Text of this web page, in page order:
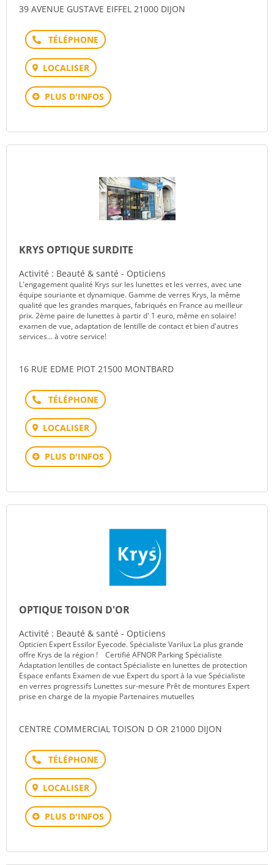
39 AVENUE GUSTAVE EIFFEL 21000 DIJON
Téléphone
LOCALISER
PLUS D'INFOS
KRYS OPTIQUE SURDITE
Activité : Beauté & santé - Opticiens
L'engagement qualité Krys sur les lunettes et les verres, avec une
équipe souriante et dynamique. Gamme de verres Krys, la même
qualité que les grandes marques, fabriqués en France au meilleur
prix. 2ème paire de lunettes à partir d' 1 euro, même en solaire!
examen de vue, adaptation de lentille de contact et bien d'autres
services... à votre service!
16 RUE EDME PIOT 21500 MONTBARD
Téléphone
LOCALISER
PLUS D'INFOS
OPTIQUE TOISON D'OR
Activité : Beauté & santé - Opticiens
Opticien Expert Essilor Eyecode. Spécialiste Varilux La plus grande
offre Krys de la région ! Certifié AFNOR Parking Spécialiste
Adaptation lentilles de contact Spécialiste en lunettes de protection
Espace enfants Examen de vue Expert du sport à la vue Spécialiste
en verres progressifs Lunettes sur-mesure Prêt de montures Expert
prise en charge de la myopie Partenaires mutuelles
CENTRE COMMERCIAL TOISON D OR 21000 DIJON
Téléphone
LOCALISER
PLUS D'INFOS